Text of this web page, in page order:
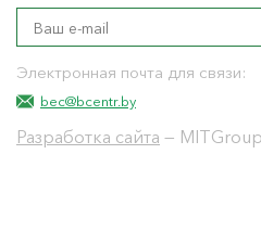
Электронная почта для связи:
bec@bcentr.by
Разработка сайта — MITGroup